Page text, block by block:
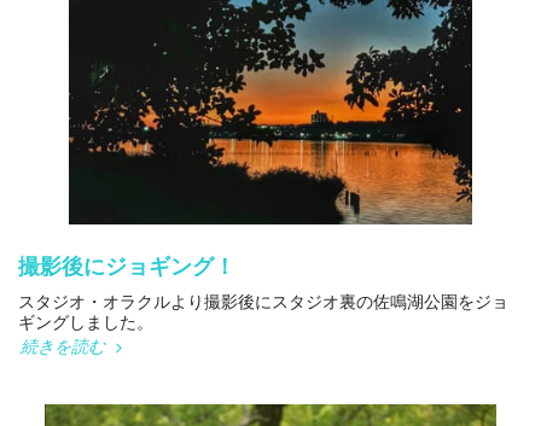
撮影後にジョギング！
スタジオ・オラクルより撮影後にスタジオ裏の佐鳴湖公園をジョ
ギングしました。
続きを読む